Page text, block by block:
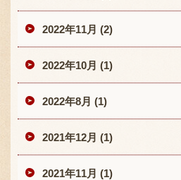
2022年11月 (2)
2022年10月 (1)
2022年8月 (1)
2021年12月 (1)
2021年11月 (1)